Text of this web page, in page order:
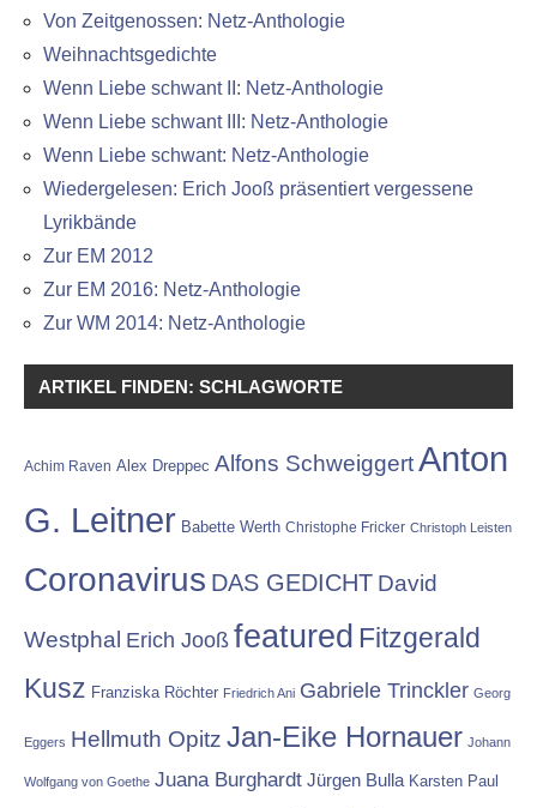
Von Zeitgenossen: Netz-Anthologie
Weihnachtsgedichte
Wenn Liebe schwant II: Netz-Anthologie
Wenn Liebe schwant III: Netz-Anthologie
Wenn Liebe schwant: Netz-Anthologie
Wiedergelesen: Erich Jooß präsentiert vergessene
Lyrikbände
Zur EM 2012
Zur EM 2016: Netz-Anthologie
Zur WM 2014: Netz-Anthologie
ARTIKEL FINDEN: SCHLAGWORTE
Achim Raven Alex Dreppec Alfons SchweiggertAnton
G. Leitner Babette Werth Christophe Fricker Christoph Leisten
Coronavirus DAS GEDICHT David
Westphal Erich Jooß featured Fitzgerald
Kusz Franziska Röchter Friedrich Ani Gabriele Trinckler Georg
Eggers Hellmuth Opitz Jan-Eike Hornauer Johann
Wolfgang von Goethe Juana Burghardt Jürgen Bulla Karsten Paul